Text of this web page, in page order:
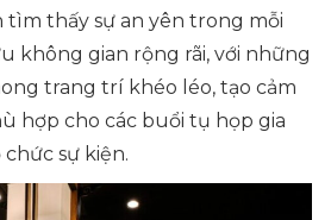
thấy sự an yên trong mỗi
không gian rộng rãi, với những
trang trí khéo léo, tạo cảm
hợp cho các buổi tụ họp gia
sự kiện.